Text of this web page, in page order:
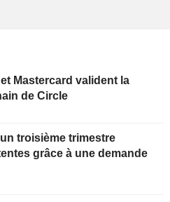
Mastercard valident la
de Circle
troisième trimestre
grâce à une demande